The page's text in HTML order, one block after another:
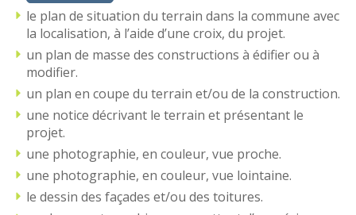
le plan de situation du terrain dans la commune avec
la localisation, à l’aide d’une croix, du projet.
un plan de masse des constructions à édifier ou à
modifier.
un plan en coupe du terrain et/ou de la construction.
une notice décrivant le terrain et présentant le
projet.
une photographie, en couleur, vue proche.
une photographie, en couleur, vue lointaine.
le dessin des façades et/ou des toitures.